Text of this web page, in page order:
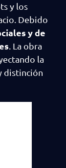
y los
Debido
y de
. La obra
la
distinción